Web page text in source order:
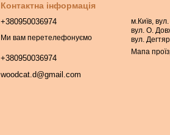
Контактна інформація
+380950036974
Ми вам перетелефонуємо
+380950036974
woodcat.d@gmail.com
м.Київ,
вул. О.
вул.
Мапа